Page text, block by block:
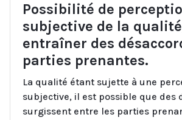
Possibilité de
subjective de la
entraîner des
parties prenantes.
La qualité étant sujette à une
subjective, il est possible que des
surgissent entre les parties